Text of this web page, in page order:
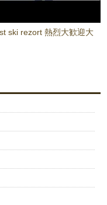
ski rezort 熱烈大歓迎大